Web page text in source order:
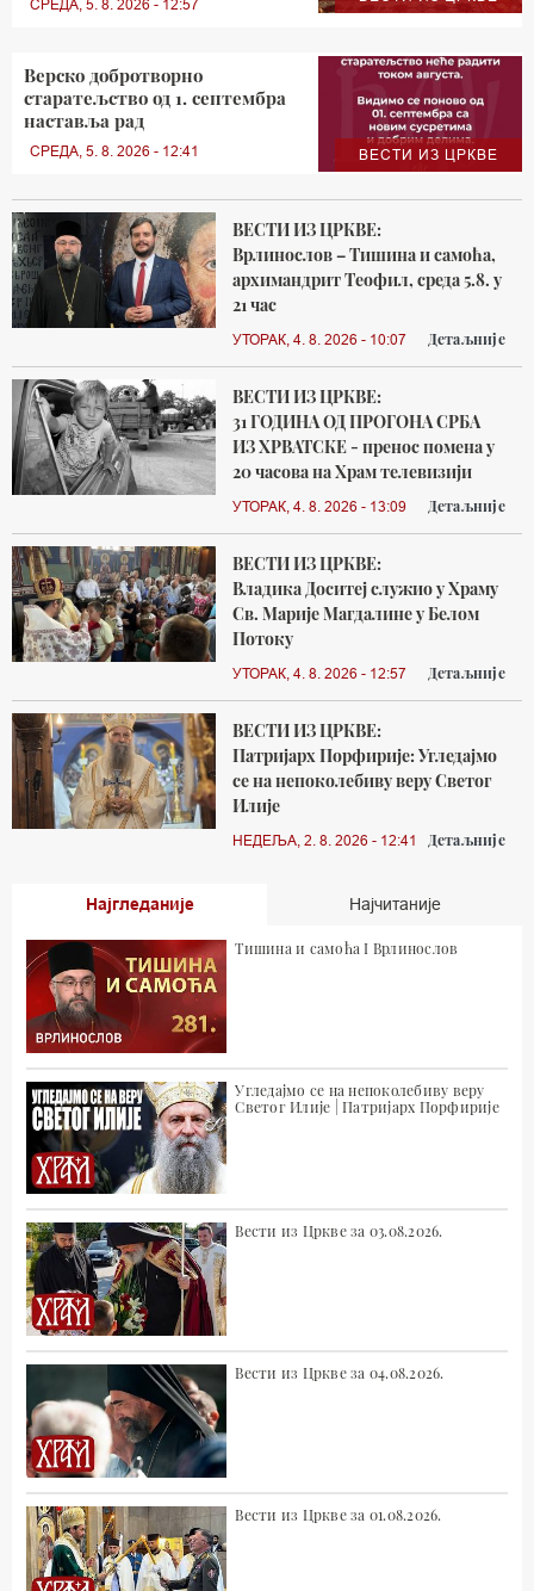
СРЕДА, 5. 8. 2026 - 12:57
ВЕСТИ ИЗ ЦРКВЕ
Верско добротворно
старатељство од 1. септембра
наставља рад
СРЕДА, 5. 8. 2026 - 12:41
ВЕСТИ ИЗ ЦРКВЕ:
Врлинослов – Тишина и самоћа,
архимандрит Теофил, среда 5.8. у
21 час
УТОРАК, 4. 8. 2026 - 10:07 Детаљније
ВЕСТИ ИЗ ЦРКВЕ:
31 ГОДИНА ОД ПРОГОНА СРБА
ИЗ ХРВАТСКЕ - пренос помена у
20 часова на Храм телевизији
УТОРАК, 4. 8. 2026 - 13:09 Детаљније
ВЕСТИ ИЗ ЦРКВЕ:
Владика Доситеј служио у Храму
Св. Марије Магдалине у Белом
Потоку
УТОРАК, 4. 8. 2026 - 12:57 Детаљније
ВЕСТИ ИЗ ЦРКВЕ:
Патријарх Порфирије: Угледајмо
се на непоколебиву веру Светог
Илије
НЕДЕЉА, 2. 8. 2026 - 12:41 Детаљније
Најгледаније Најчитаније
Тишина и самоћа I Врлинослов
Угледајмо се на непоколебиву веру
Светог Илије | Патријарх Порфирије
Вести из Цркве за 03.08.2026.
Вести из Цркве за 04.08.2026.
Вести из Цркве за 01.08.2026.